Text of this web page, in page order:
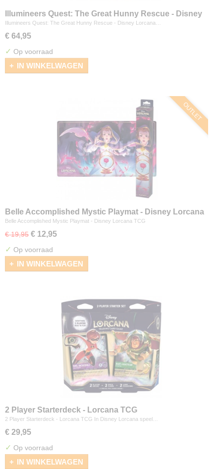
Illumineers Quest: The Great Hunny Rescue - Disney
Lorcana TCG
Illumineers Quest: The Great Hunny Rescue - Disney Lorcana…
€ 64,95
✓ Op voorraad
IN WINKELWAGEN
OUTLET
Belle Accomplished Mystic Playmat - Disney Lorcana
TCG
Belle Accomplished Mystic Playmat - Disney Lorcana TCG
€ 19,95 € 12,95
✓ Op voorraad
IN WINKELWAGEN
2 Player Starterdeck - Lorcana TCG
2 Player Starterdeck - Lorcana TCG In Disney Lorcana speel…
€ 29,95
✓ Op voorraad
IN WINKELWAGEN